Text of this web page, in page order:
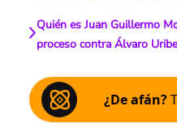
Quién es Juan Guillermo
proceso contra Álvaro
¿De afán?